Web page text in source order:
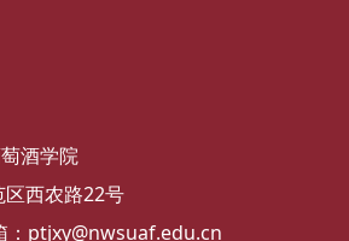
酒学院
区西农路22号
ptjxy@nwsuaf.edu.cn